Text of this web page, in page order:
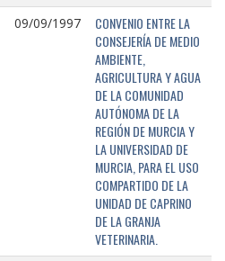
09/09/1997
CONVENIO ENTRE LA
CONSEJERÍA DE MEDIO
AMBIENTE,
AGRICULTURA Y AGUA
DE LA COMUNIDAD
AUTÓNOMA DE LA
REGIÓN DE MURCIA Y
LA UNIVERSIDAD DE
MURCIA, PARA EL USO
COMPARTIDO DE LA
UNIDAD DE CAPRINO
DE LA GRANJA
VETERINARIA.